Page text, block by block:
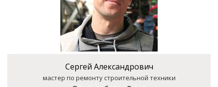
Сергей Александрович
мастер по ремонту строительной техники